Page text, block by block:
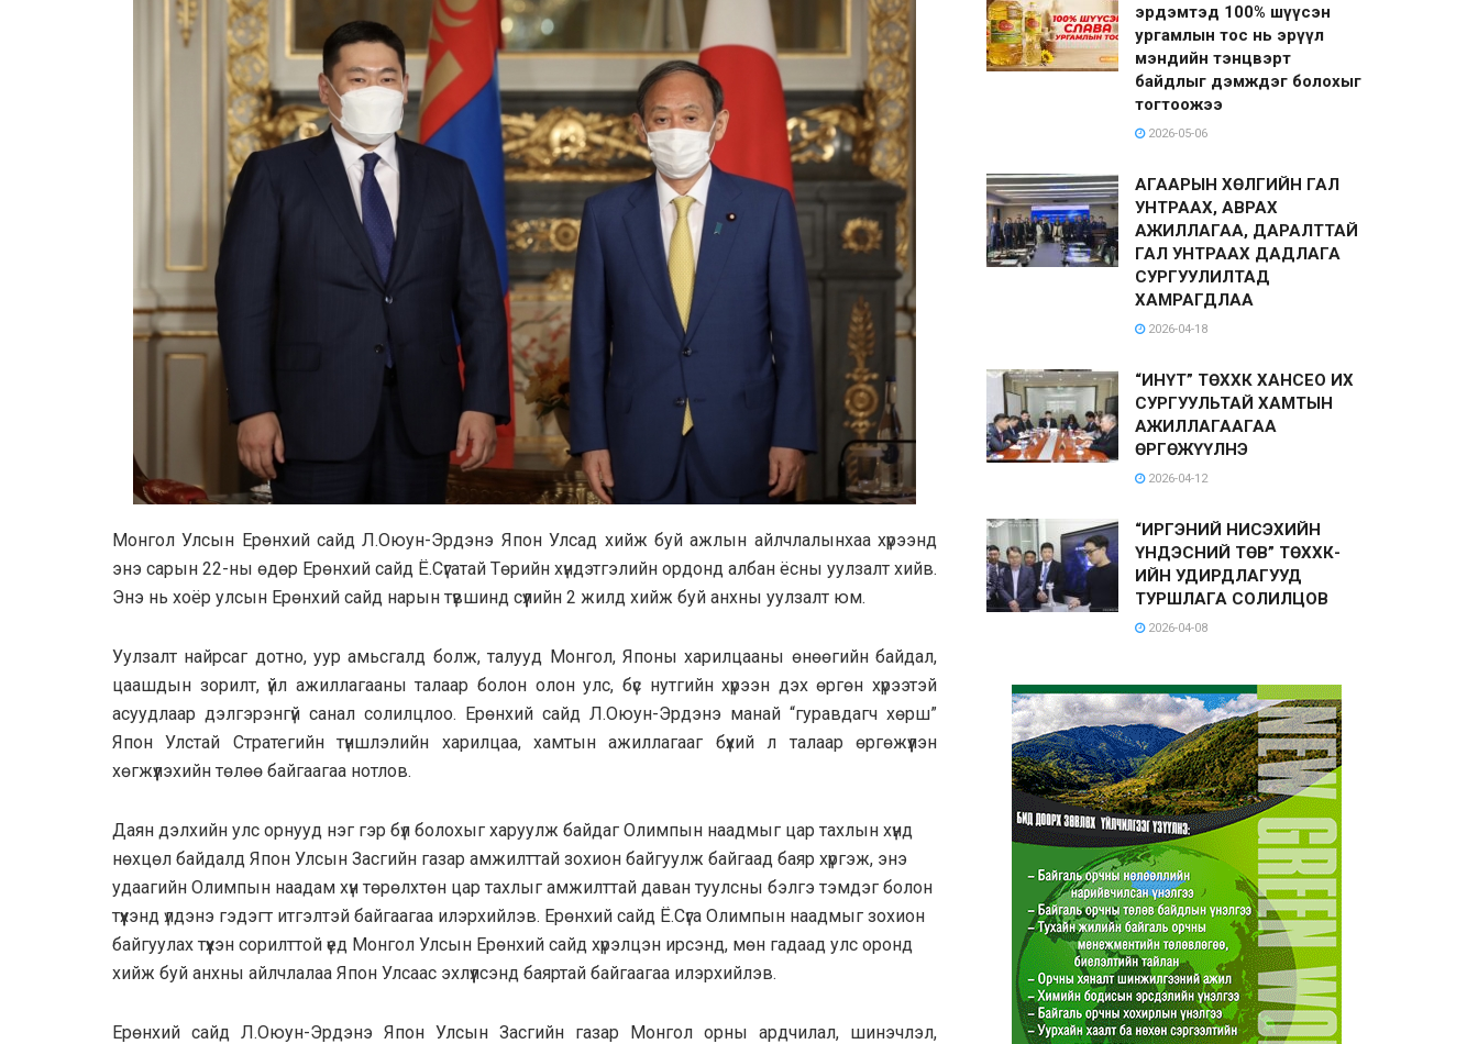
Монгол Улсын Ерөнхий сайд Л.Оюун-Эрдэнэ Япон Улсад хийж буй ажлын айлчлалынхаа хүрээнд
энэ сарын 22-ны өдөр Ерөнхий сайд Ё.Сүгатай Төрийн хүндэтгэлийн ордонд албан ёсны уулзалт хийв.
Энэ нь хоёр улсын Ерөнхий сайд нарын түвшинд сүүлийн 2 жилд хийж буй анхны уулзалт юм.
Уулзалт найрсаг дотно, уур амьсгалд болж, талууд Монгол, Японы харилцааны өнөөгийн байдал,
цаашдын зорилт, үйл ажиллагааны талаар болон олон улс, бүс нутгийн хүрээн дэх өргөн хүрээтэй
асуудлаар дэлгэрэнгүй санал солилцлоо. Ерөнхий сайд Л.Оюун-Эрдэнэ манай “гуравдагч хөрш”
Япон Улстай Стратегийн түншлэлийн харилцаа, хамтын ажиллагааг бүхий л талаар өргөжүүлэн
хөгжүүлэхийн төлөө байгаагаа нотлов.
Даян дэлхийн улс орнууд нэг гэр бүл болохыг харуулж байдаг Олимпын наадмыг цар тахлын хүнд
нөхцөл байдалд Япон Улсын Засгийн газар амжилттай зохион байгуулж байгаад баяр хүргэж, энэ
удаагийн Олимпын наадам хүн төрөлхтөн цар тахлыг амжилттай даван туулсны бэлгэ тэмдэг болон
түүхэнд үлдэнэ гэдэгт итгэлтэй байгаагаа илэрхийлэв. Ерөнхий сайд Ё.Сүга Олимпын наадмыг зохион
байгуулах түүхэн сорилттой үед Монгол Улсын Ерөнхий сайд хүрэлцэн ирсэнд, мөн гадаад улс оронд
хийж буй анхны айлчлалаа Япон Улсаас эхлүүлсэнд баяртай байгаагаа илэрхийлэв.
Ерөнхий сайд Л.Оюун-Эрдэнэ Япон Улсын Засгийн газар Монгол орны ардчилал, шинэчлэл,
эрдэмтэд 100% шүүсэн
ургамлын тос нь эрүүл
мэндийн тэнцвэрт
байдлыг дэмждэг болохыг
тогтоожээ
2026-05-06
АГААРЫН ХӨЛГИЙН ГАЛ
УНТРААХ, АВРАХ
АЖИЛЛАГАА, ДАРАЛТТАЙ
ГАЛ УНТРААХ ДАДЛАГА
СУРГУУЛИЛТАД
ХАМРАГДЛАА
2026-04-18
“ИНҮТ” ТӨХХК ХАНСЕО ИХ
СУРГУУЛЬТАЙ ХАМТЫН
АЖИЛЛАГААГАА
ӨРГӨЖҮҮЛНЭ
2026-04-12
“ИРГЭНИЙ НИСЭХИЙН
ҮНДЭСНИЙ ТӨВ” ТӨХХК-
ИЙН УДИРДЛАГУУД
ТУРШЛАГА СОЛИЛЦОВ
2026-04-08